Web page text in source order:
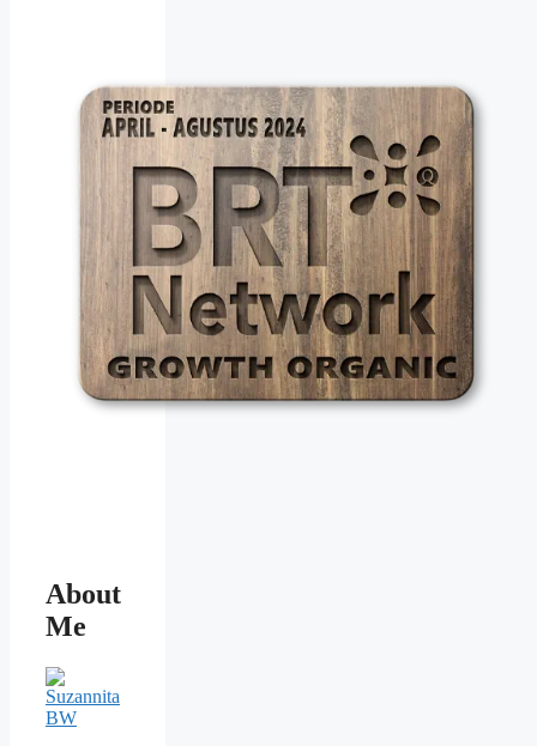
About
Me